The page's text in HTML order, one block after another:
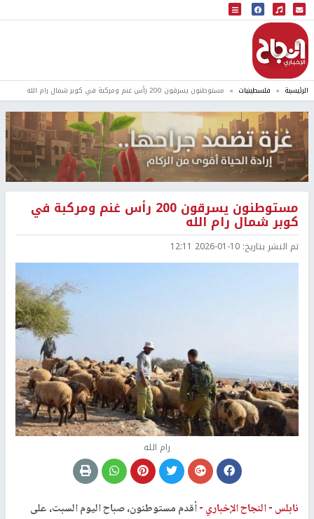
البث المباشر
إذاعة النجاح
الرئيسية فلسطينيات مستوطنون يسرقون 200 رأس غنم ومركبة في كوبر شمال رام الله
مستوطنون يسرقون 200 رأس غنم ومركبة في
كوبر شمال رام الله
تم النشر بتاريخ: 2026-01-10 12:11
رام الله
نابلس -النجاح الإخباري -أقدم مستوطنون، صباح اليوم السبت، على